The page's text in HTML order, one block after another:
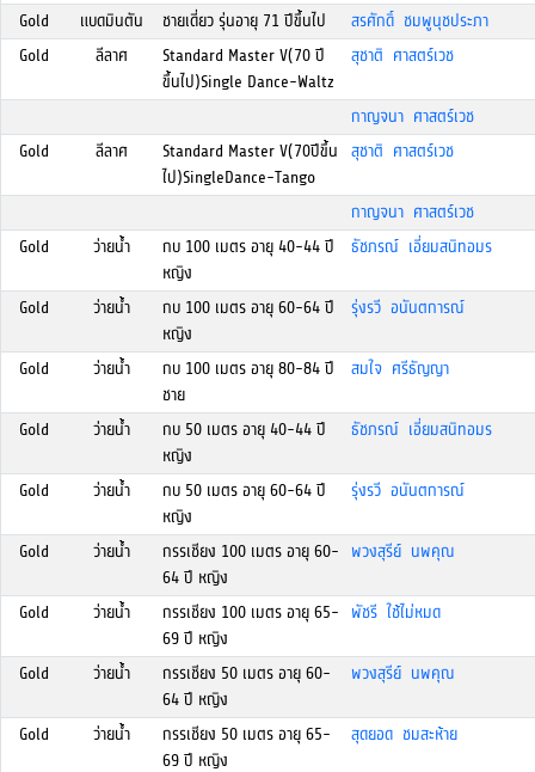
Gold
แบดมินตัน ชายเดี่ยว รุ่นอายุ 71 ปีขึ้นไป
สรศักดิ์ ชมพูนุชประภา
Gold
ลีลาศ
Standard Master V(70 ปี
ขึ้นไป)Single Dance-Waltz
สุชาติ ศาสตร์เวช
กาญจนา ศาสตร์เวช
Gold
ลีลาศ
Standard Master V(70ปีขึ้น
ไป)SingleDance-Tango
สุชาติ ศาสตร์เวช
กาญจนา ศาสตร์เวช
Gold
ว่ายน้ำ
กบ 100 เมตร อายุ 40-44 ปี
หญิง
ธัชภรณ์ เอี่ยมสนิทอมร
Gold ว่ายน้ำ
กบ 100 เมตร อายุ 60-64 ปี
หญิง
รุ่งรวี อนันตการณ์
Gold ว่ายน้ำ
กบ 100 เมตร อายุ 80-84 ปี
ชาย
สมใจ ศรีธัญญา
Gold ว่ายน้ำ
กบ 50 เมตร อายุ 40-44 ปี
หญิง
ธัชภรณ์ เอี่ยมสนิทอมร
Gold ว่ายน้ำ
กบ 50 เมตร อายุ 60-64 ปี
หญิง
รุ่งรวี อนันตการณ์
Gold ว่ายน้ำ
กรรเชียง 100 เมตร อายุ 60-
64 ปี หญิง
พวงสุรีย์ นพคุณ
Gold ว่ายน้ำ
กรรเชียง 100 เมตร อายุ 65-
69 ปี หญิง
พัชรี ใช้ไม่หมด
Gold ว่ายน้ำ
กรรเชียง 50 เมตร อายุ 60-
64 ปี หญิง
พวงสุรีย์ นพคุณ
Gold ว่ายน้ำ
กรรเชียง 50 เมตร อายุ 65-
69 ปี หญิง
สุดยอด ชมสะห้าย